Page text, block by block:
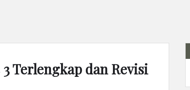
Terlengkap dan Revisi